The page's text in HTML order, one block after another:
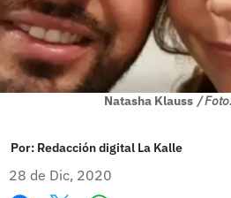
Natasha Klauss /
Por: Redacción digital La Kalle
28 de Dic, 2020